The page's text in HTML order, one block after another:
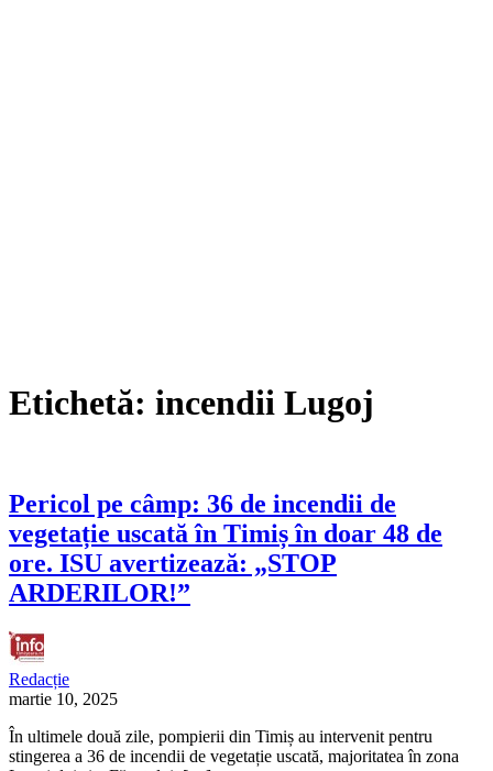
Etichetă: incendii Lugoj
Pericol pe câmp: 36 de incendii de
vegetație uscată în Timiș în doar 48 de
ore. ISU avertizează: „STOP
ARDERILOR!”
Redacție
martie 10, 2025
În ultimele două zile, pompierii din Timiș au intervenit pentru
stingerea a 36 de incendii de vegetație uscată, majoritatea în zona